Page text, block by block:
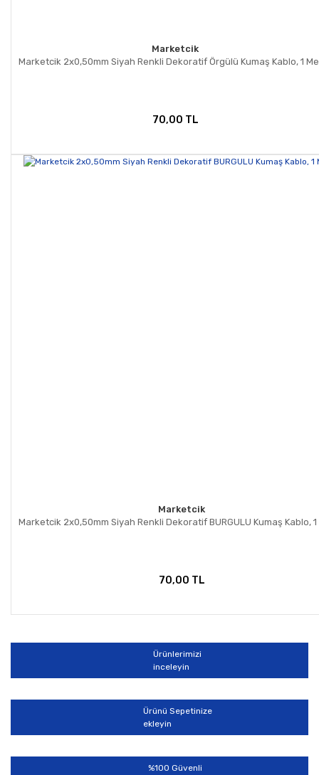
Marketcik
Marketcik 2x0,50mm Siyah Renkli Dekoratif Örgülü Kumaş Kablo, 1
70,00 TL
Marketcik
Marketcik 2x0,50mm Siyah Renkli Dekoratif BURGULU Kumaş Kablo,
70,00 TL
Ürünlerimizi
inceleyin
Ürünü Sepetinize
ekleyin
%100 Güvenli